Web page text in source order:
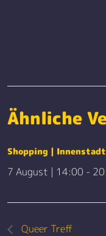
Ähnliche
Shopping |
7 August | 14:00 -
Queer Treff